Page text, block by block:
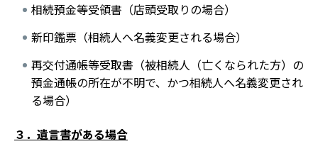
相続預金等受領書（店頭受取りの場合）
新印鑑票（相続人へ名義変更される場合）
再交付通帳等受取書（被相続人（亡くなられた方）の
預金通帳の所在が不明で、かつ相続人へ名義変更され
る場合）
３．遺言書がある場合